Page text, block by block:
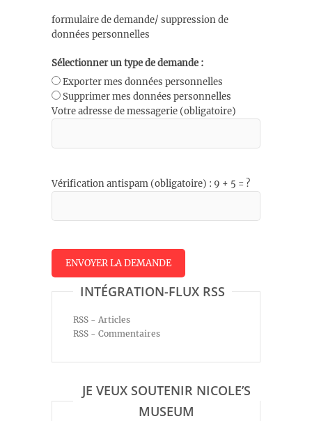
formulaire de demande/ suppression de
données personnelles
Sélectionner un type de demande :
Exporter mes données personnelles
Supprimer mes données personnelles
Votre adresse de messagerie (obligatoire)
Vérification antispam (obligatoire) : 9 + 5 = ?
INTÉGRATION-FLUX RSS
RSS - Articles
RSS - Commentaires
JE VEUX SOUTENIR NICOLE’S
MUSEUM